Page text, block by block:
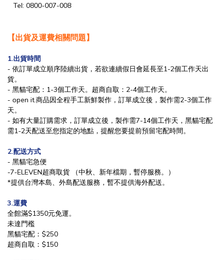
Tel: 0800-007-008
【出貨及運費相關問題】
1.出貨時間
- 依訂單成立順序陸續出貨， 若欲連續假日會延長至1-2個工作天出
貨。
- 黑貓宅配：1-3個工作天。超商自取：2-4個工作天。
- open it.商品因全程手工新鮮製作，訂單成立後，製作需2-3個工作
天。
- 如有大量訂購需求，訂單成立後，製作需7-14個工作天，黑貓宅配
需1-2天配送至您指定的地點，提醒您要提前預留宅配時間。
2.配送方式
- 黑貓宅急便
-7-ELEVEN超商取貨 （中秋、新年檔期，暫停服務。）
*提供台灣本島、外島配送服務，暫不提供海外配送。
3.運費
全館滿$1350元免運。
未達門檻
黑貓宅配：$250
超商自取：$150